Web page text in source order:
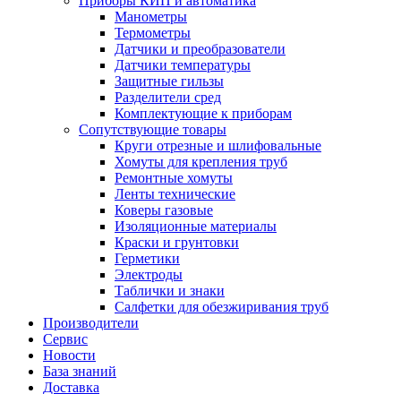
Манометры
Термометры
Датчики и преобразователи
Датчики температуры
Защитные гильзы
Разделители сред
Комплектующие к приборам
Сопутствующие товары
Круги отрезные и шлифовальные
Хомуты для крепления труб
Ремонтные хомуты
Ленты технические
Коверы газовые
Изоляционные материалы
Краски и грунтовки
Герметики
Электроды
Таблички и знаки
Салфетки для обезжиривания труб
Производители
Сервис
Новости
База знаний
Доставка